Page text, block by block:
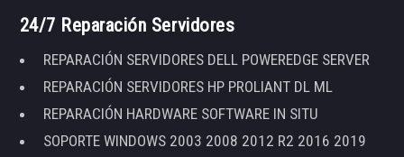
24/7 Reparación Servidores
REPARACIÓN SERVIDORES DELL POWEREDGE SERVER
REPARACIÓN SERVIDORES HP PROLIANT DL ML
REPARACIÓN HARDWARE SOFTWARE IN SITU
SOPORTE WINDOWS 2003 2008 2012 R2 2016 2019